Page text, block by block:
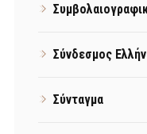
Σύνδεσμος
Σύνταγμα